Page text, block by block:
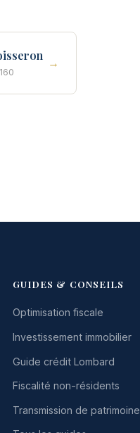
→
GUIDES & CONSEILS
Optimisation fiscale
Investissement immobilier
Guide crédit Lombard
Fiscalité non-résidents
Transmission de patrimoine